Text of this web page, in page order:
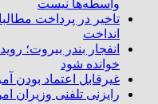
واسطه‌ها نیست
تاخیر در پرداخت
انداخت
انفجار بندر بیروت؛
خوانده شود
غیرقابل اعتماد بودن
رایزنی تلفنی وزیران